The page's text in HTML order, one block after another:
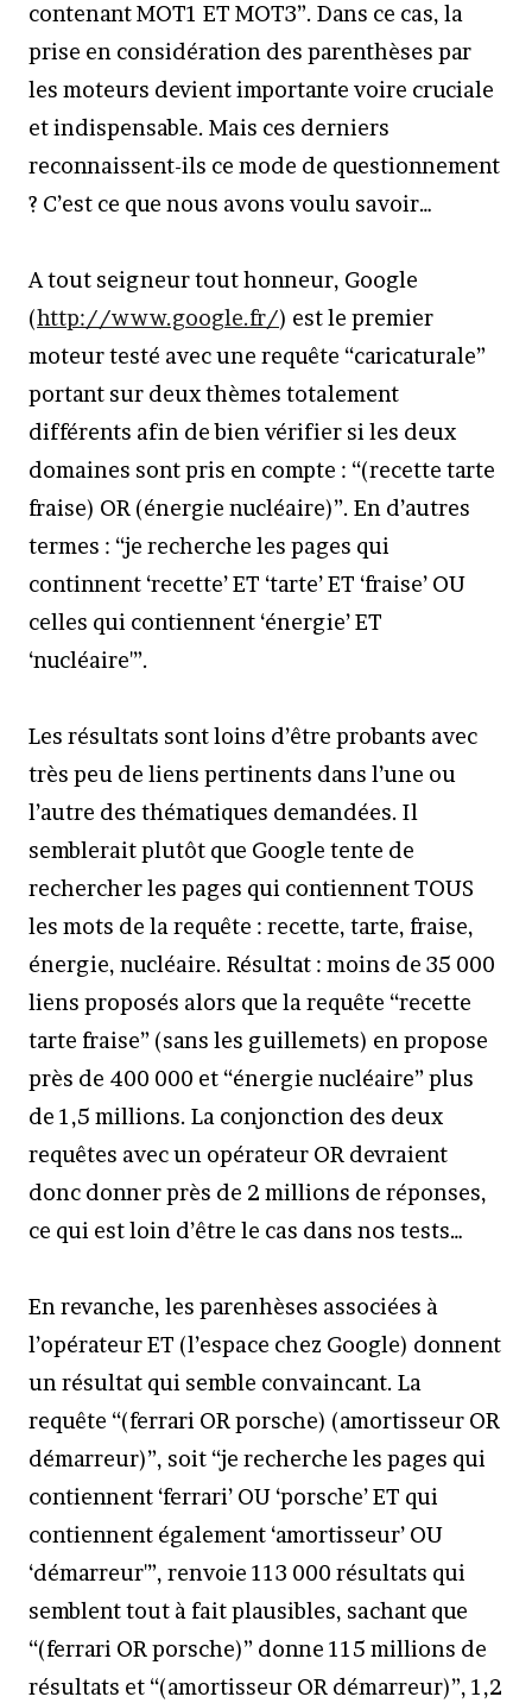
contenant MOT1 ET MOT3”. Dans ce cas, la
prise en considération des parenthèses par
les moteurs devient importante voire cruciale
et indispensable. Mais ces derniers
reconnaissent-ils ce mode de questionnement
? C’est ce que nous avons voulu savoir…
A tout seigneur tout honneur, Google
(http://www.google.fr/) est le premier
moteur testé avec une requête “caricaturale”
portant sur deux thèmes totalement
différents afin de bien vérifier si les deux
domaines sont pris en compte : “(recette tarte
fraise) OR (énergie nucléaire)”. En d’autres
termes : “je recherche les pages qui
continnent ‘recette’ ET ‘tarte’ ET ‘fraise’ OU
celles qui contiennent ‘énergie’ ET
‘nucléaire'”.
Les résultats sont loins d’être probants avec
très peu de liens pertinents dans l’une ou
l’autre des thématiques demandées. Il
semblerait plutôt que Google tente de
rechercher les pages qui contiennent TOUS
les mots de la requête : recette, tarte, fraise,
énergie, nucléaire. Résultat : moins de 35 000
liens proposés alors que la requête “recette
tarte fraise” (sans les guillemets) en propose
près de 400 000 et “énergie nucléaire” plus
de 1,5 millions. La conjonction des deux
requêtes avec un opérateur OR devraient
donc donner près de 2 millions de réponses,
ce qui est loin d’être le cas dans nos tests…
En revanche, les parenhèses associées à
l’opérateur ET (l’espace chez Google) donnent
un résultat qui semble convaincant. La
requête “(ferrari OR porsche) (amortisseur OR
démarreur)”, soit “je recherche les pages qui
contiennent ‘ferrari’ OU ‘porsche’ ET qui
contiennent également ‘amortisseur’ OU
‘démarreur'”, renvoie 113 000 résultats qui
semblent tout à fait plausibles, sachant que
“(ferrari OR porsche)” donne 115 millions de
résultats et “(amortisseur OR démarreur)”, 1,2